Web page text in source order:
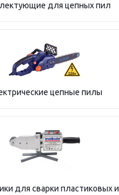
для цепных пил
цепные пилы
для сварки пластиковых и